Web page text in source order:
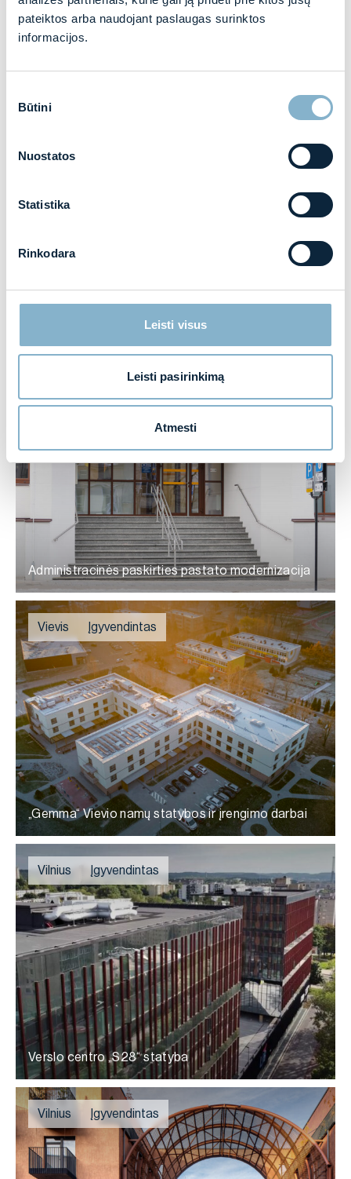
pateiktos arba naudojant paslaugas surinktos
informacijos.
pasirinkimas
Būtini
Nuostatos
Statistika
Rinkodara
Leisti visus
Leisti pasirinkimą
Atmesti
Administracinės paskirties pastato modernizacija
Įgyvendintas
Administracinės paskirties pastato modernizacija
Vievis Įgyvendintas
„Gemma“ Vievio namų statybos ir įrengimo darbai
Vilnius Įgyvendintas
Verslo centro „S28“ statyba
Vilnius Įgyvendintas